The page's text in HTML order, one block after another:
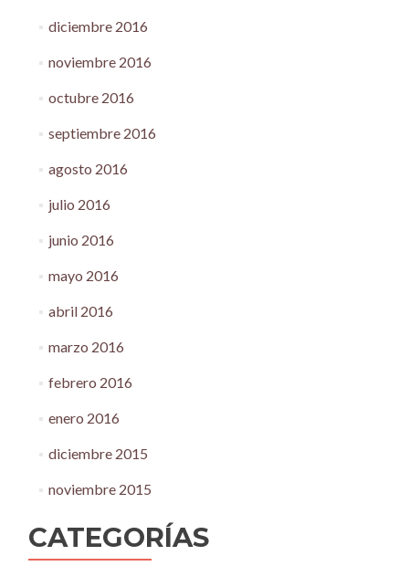
diciembre 2016
noviembre 2016
octubre 2016
septiembre 2016
agosto 2016
julio 2016
junio 2016
mayo 2016
abril 2016
marzo 2016
febrero 2016
enero 2016
diciembre 2015
noviembre 2015
CATEGORÍAS